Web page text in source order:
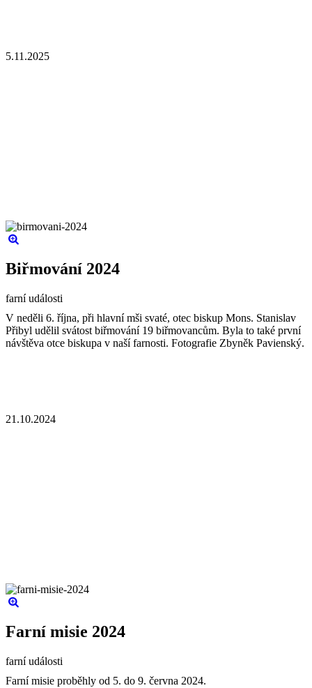
5.11.2025
Biřmování 2024
farní události
V neděli 6. října, při hlavní mši svaté, otec biskup Mons. Stanislav
Přibyl udělil svátost biřmování 19 biřmovancům. Byla to také první
návštěva otce biskupa v naší farnosti. Fotografie Zbyněk Pavienský.
21.10.2024
Farní misie 2024
farní události
Farní misie proběhly od 5. do 9. června 2024.